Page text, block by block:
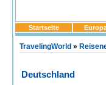
Startseite
TravelingWorld »
Deutschland